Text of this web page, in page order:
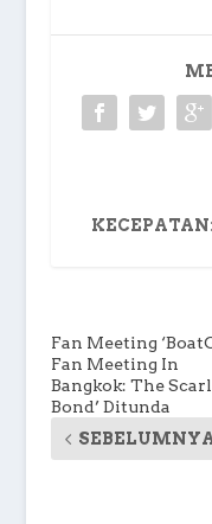
KECEPATAN:
Fan Meeting
Fan Meeting In
Bangkok: The
Bond’ Ditunda